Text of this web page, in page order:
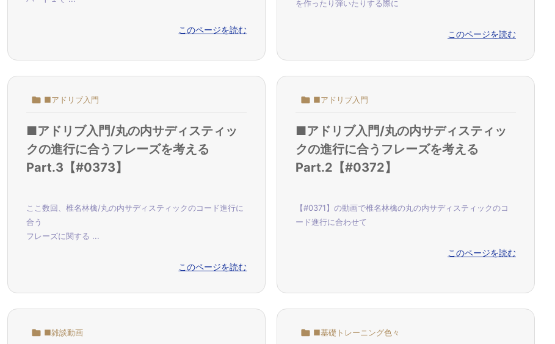
このページを読む
を作ったり弾いたりする際に
このページを読む
 ■アドリブ入門
■アドリブ入門/丸の内サディスティッ
クの進行に合うフレーズを考える
Part.3【#0373】
ここ数回、椎名林檎/丸の内サディスティックのコード進行に
合う
フレーズに関する ...
このページを読む
 ■アドリブ入門
■アドリブ入門/丸の内サディスティッ
クの進行に合うフレーズを考える
Part.2【#0372】
【#0371】の動画で椎名林檎の丸の内サディスティックのコ
ード進行に合わせて
このページを読む
 ■雑談動画  ■基礎トレーニング色々